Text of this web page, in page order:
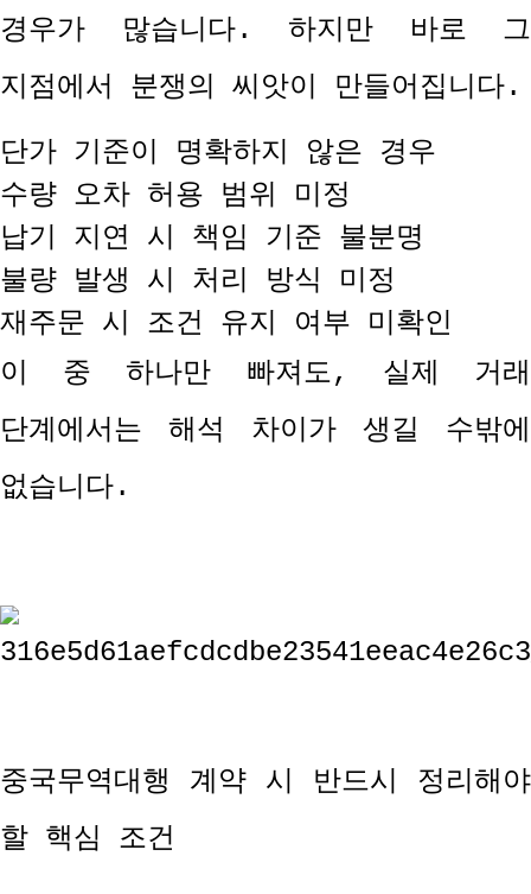
경우가 많습니다. 하지만 바로 그
지점에서 분쟁의 씨앗이 만들어집니다.
단가 기준이 명확하지 않은 경우
수량 오차 허용 범위 미정
납기 지연 시 책임 기준 불분명
불량 발생 시 처리 방식 미정
재주문 시 조건 유지 여부 미확인
이 중 하나만 빠져도, 실제 거래
단계에서는 해석 차이가 생길 수밖에
없습니다.
중국무역대행 계약 시 반드시 정리해야
할 핵심 조건